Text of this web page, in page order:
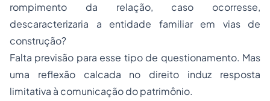
rompimento da relação, caso ocorresse,
descaracterizaria a entidade familiar em vias de
construção?
Falta previsão para esse tipo de questionamento. Mas
uma reflexão calcada no direito induz resposta
limitativa à comunicação do patrimônio.